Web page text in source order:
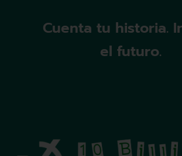
Cuenta tu historia.
el futuro.